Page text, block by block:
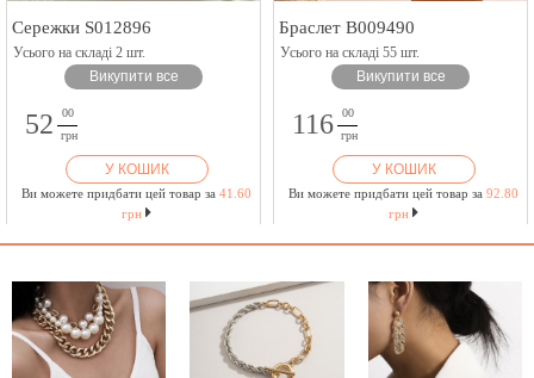
Сережки S012896
Усього на складі 2 шт.
Викупити все
52
00
грн
У КОШИК
Ви можете придбати цей товар за 41.60
грн
Браслет B009490
Усього на складі 55 шт.
Викупити все
116
00
грн
У КОШИК
Ви можете придбати цей товар за 92.80
грн